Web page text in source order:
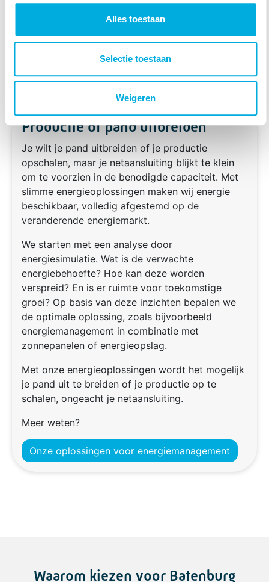
Alles toestaan
Selectie toestaan
Weigeren
Productie of pand uitbreiden
Je wilt je pand uitbreiden of je productie
opschalen, maar je netaansluiting blijkt te klein
om te voorzien in de benodigde capaciteit. Met
slimme energieoplossingen maken wij energie
beschikbaar, volledig afgestemd op de
veranderende energiemarkt.
We starten met een analyse door
energiesimulatie. Wat is de verwachte
energiebehoefte? Hoe kan deze worden
verspreid? En is er ruimte voor toekomstige
groei? Op basis van deze inzichten bepalen we
de optimale oplossing, zoals bijvoorbeeld
energiemanagement in combinatie met
zonnepanelen of energieopslag.
Met onze energieoplossingen wordt het mogelijk
je pand uit te breiden of je productie op te
schalen, ongeacht je netaansluiting.
Meer weten?
Onze oplossingen voor energiemanagement
Waarom kiezen voor Batenburg